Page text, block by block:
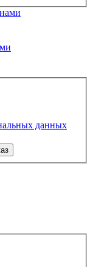
данных